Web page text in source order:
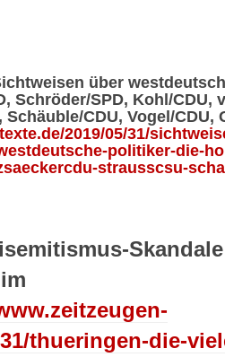
über
Schröder/SPD, Kohl/CDU,
CDU, Vogel/CDU,
2019/05/31/
politiker-die-
strausscsu-
thueringen-die-